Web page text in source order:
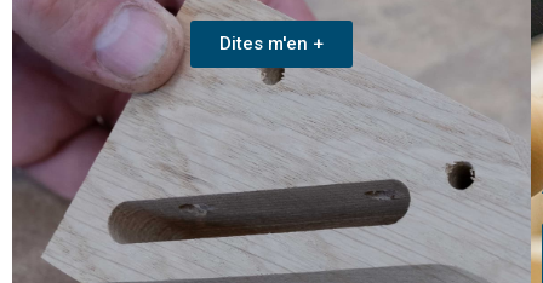
Dites m'en +